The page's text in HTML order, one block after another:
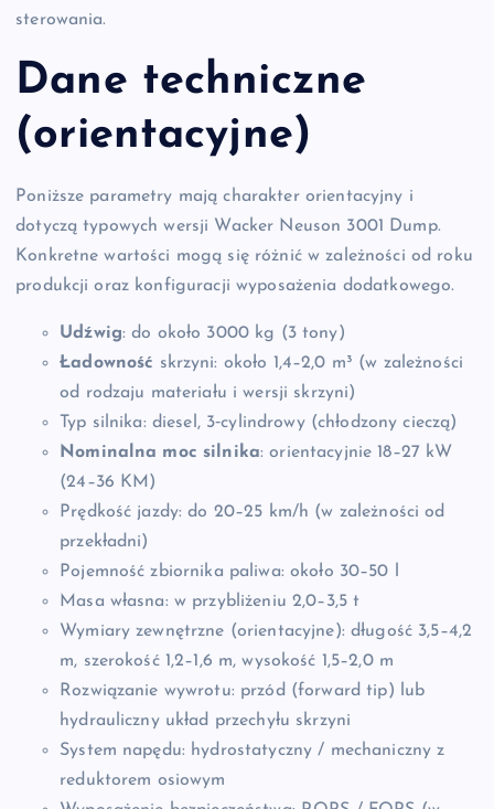
sterowania.
Dane techniczne
(orientacyjne)
Poniższe parametry mają charakter orientacyjny i
dotyczą typowych wersji Wacker Neuson 3001 Dump.
Konkretne wartości mogą się różnić w zależności od roku
produkcji oraz konfiguracji wyposażenia dodatkowego.
Udźwig: do około 3000 kg (3 tony)
Ładowność skrzyni: około 1,4–2,0 m³ (w zależności
od rodzaju materiału i wersji skrzyni)
Typ silnika: diesel, 3‑cylindrowy (chłodzony cieczą)
Nominalna moc silnika: orientacyjnie 18–27 kW
(24–36 KM)
Prędkość jazdy: do 20–25 km/h (w zależności od
przekładni)
Pojemność zbiornika paliwa: około 30–50 l
Masa własna: w przybliżeniu 2,0–3,5 t
Wymiary zewnętrzne (orientacyjne): długość 3,5–4,2
m, szerokość 1,2–1,6 m, wysokość 1,5–2,0 m
Rozwiązanie wywrotu: przód (forward tip) lub
hydrauliczny układ przechyłu skrzyni
System napędu: hydrostatyczny / mechaniczny z
reduktorem osiowym